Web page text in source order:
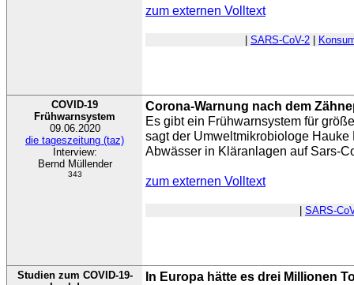
zum externen Volltext
SARS-CoV-2
COVID-19
Frühwarnsystem
09.06.2020
die tageszeitung (taz)
Interview:
Bernd Müllender
343
Corona-Warnung nach dem
Es gibt ein Frühwarnsystem für
sagt der Umweltmikrobiologe Hauke
Abwässer in Kläranlagen auf Sars-
zum externen Volltext
SARS-
Studien zum COVID-19-
In Europa hätte es drei Millionen